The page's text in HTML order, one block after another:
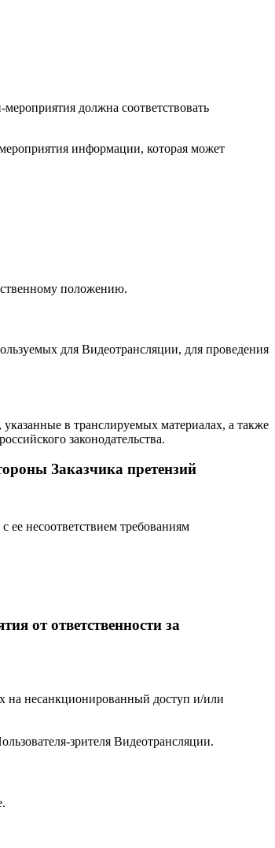
должна соответствовать
информации, которая может
положению.
для Видеотрансляции, для проведения
в транслируемых материалах, а также
законодательства.
Заказчика претензий
несоответствием требованиям
от ответственности за
на несанкционированный доступ и/или
зрителя Видеотрансляции.